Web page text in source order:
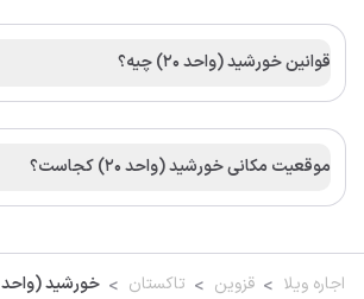
قوانین خورشید (واحد ۲۰) چیه؟
موقعیت مکانی خورشید (واحد ۲۰) کجاست؟
اجاره ویلا قزوین تاکستان خورشید (واحد ۲۰)